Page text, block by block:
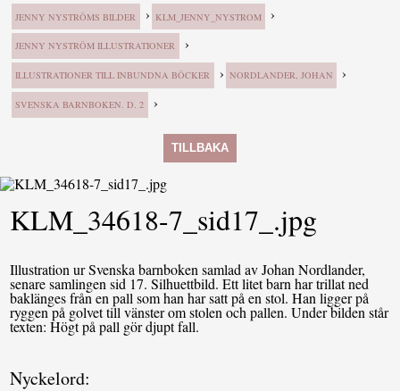
JENNY NYSTRÖMS BILDER › KLM_JENNY_NYSTROM ›
JENNY NYSTRÖM ILLUSTRATIONER ›
ILLUSTRATIONER TILL INBUNDNA BÖCKER › NORDLANDER, JOHAN ›
SVENSKA BARNBOKEN. D. 2 ›
TILLBAKA
KLM_34618-7_sid17_.jpg
Illustration ur Svenska barnboken samlad av Johan Nordlander,
senare samlingen sid 17. Silhuettbild. Ett litet barn har trillat ned
baklänges från en pall som han har satt på en stol. Han ligger på
ryggen på golvet till vänster om stolen och pallen. Under bilden står
texten: Högt på pall gör djupt fall.
Nyckelord: